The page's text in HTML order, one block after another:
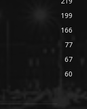
199
166
77
67
60